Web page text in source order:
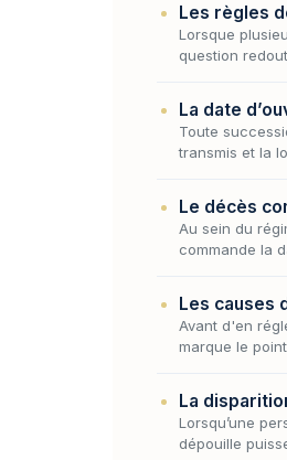
Les règles
Lorsque
question
La date
Toute
transmis et la
Le décès
Au sein du
commande la
Les causes
Avant d'en
marque le
La
Lorsqu’une
dépouille